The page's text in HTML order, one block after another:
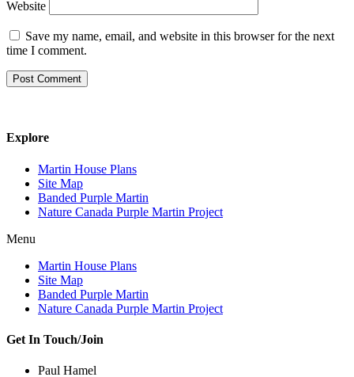
Website
Save my name, email, and website in this browser for the next
time I comment.
Explore
Martin House Plans
Site Map
Banded Purple Martin
Nature Canada Purple Martin Project
Menu
Martin House Plans
Site Map
Banded Purple Martin
Nature Canada Purple Martin Project
Get In Touch/Join
Paul Hamel